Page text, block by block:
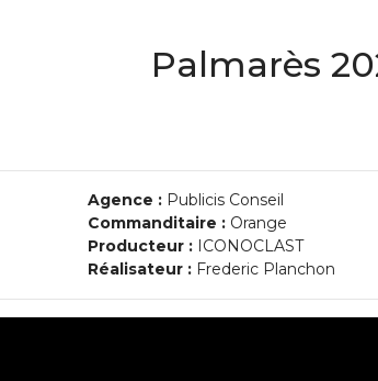
Palmarès
Agence : Publicis Conseil
Commanditaire : Orange
Producteur : ICONOCLAST
Réalisateur : Frederic Planchon